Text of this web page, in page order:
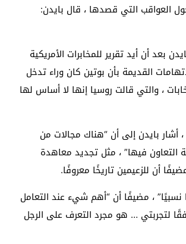
العواقب التي قصدها ، قال بايدن:
بعد أن أيد تقرير للمخابرات الأمريكية
القديمة بأن بوتين كان وراء تدخل
، والتي قالت روسيا إنها لا أساس لها
بايدن إلى أن “هناك مجالات من
التعاون فيها” ، مثل تجديد معاهدة
أن للزعيمين تاريخًا معروفًا.
نسبيًا” ، مضيفًا أن “أهم شيء عند التعامل
لتجربتي … هو مجرد التعرف على الرجل